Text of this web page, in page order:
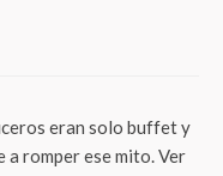
eran solo buffet y
a romper ese mito. Ver